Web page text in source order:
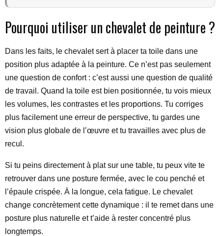
Pourquoi utiliser un chevalet de peinture ?
Dans les faits, le chevalet sert à placer ta toile dans une
position plus adaptée à la peinture. Ce n’est pas seulement
une question de confort : c’est aussi une question de qualité
de travail. Quand la toile est bien positionnée, tu vois mieux
les volumes, les contrastes et les proportions. Tu corriges
plus facilement une erreur de perspective, tu gardes une
vision plus globale de l’œuvre et tu travailles avec plus de
recul.
Si tu peins directement à plat sur une table, tu peux vite te
retrouver dans une posture fermée, avec le cou penché et
l’épaule crispée. À la longue, cela fatigue. Le chevalet
change concrètement cette dynamique : il te remet dans une
posture plus naturelle et t’aide à rester concentré plus
longtemps.